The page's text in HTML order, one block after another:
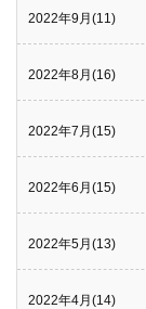
2022年9月(11)
2022年8月(16)
2022年7月(15)
2022年6月(15)
2022年5月(13)
2022年4月(14)